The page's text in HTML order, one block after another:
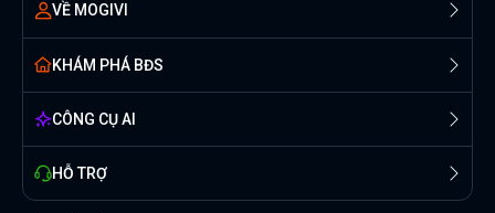
VỀ MOGIVI
KHÁM PHÁ BĐS
CÔNG CỤ AI
HỖ TRỢ